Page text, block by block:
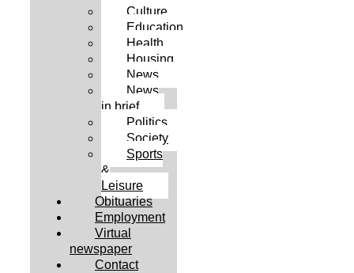
Culture
Education
Health
Housing
News
News
in brief
Politics
Society
Sports
&
Leisure
Obituaries
Employment
Virtual
newspaper
Contact